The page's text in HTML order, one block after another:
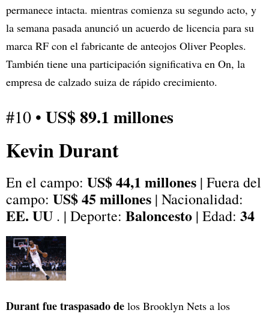
permanece intacta. mientras comienza su segundo acto, y
la semana pasada anunció un acuerdo de licencia para su
marca RF con el fabricante de anteojos Oliver Peoples.
También tiene una participación significativa en On, la
empresa de calzado suiza de rápido crecimiento.
#10 • US$ 89.1 millones
Kevin Durant
En el campo: US$ 44,1 millones | Fuera del
campo: US$ 45 millones | Nacionalidad:
EE. UU . | Deporte: Baloncesto | Edad: 34
Durant fue traspasado de los Brooklyn Nets a los